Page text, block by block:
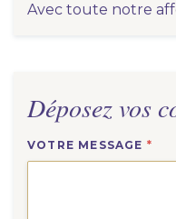
Avec toute notre
Déposez vos
VOTRE MESSAGE *